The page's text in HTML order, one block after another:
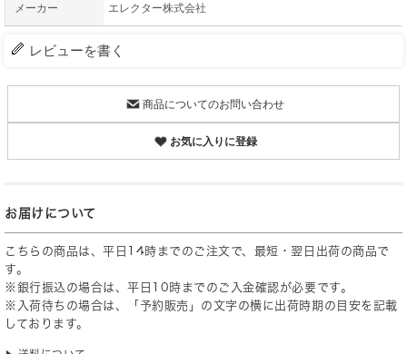
メーカー エレクター株式会社
レビューを書く
商品についてのお問い合わせ
お気に入りに登録